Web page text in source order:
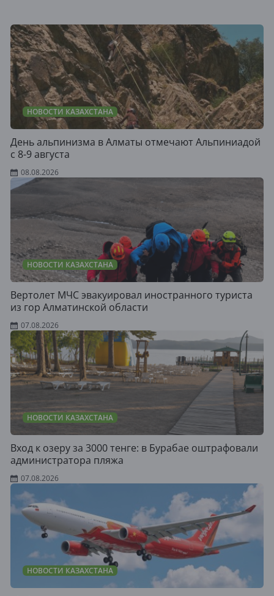
НОВОСТИ КАЗАХСТАНА
День альпинизма в Алматы отмечают Альпиниадой
с 8-9 августа
08.08.2026
НОВОСТИ КАЗАХСТАНА
Вертолет МЧС эвакуировал иностранного туриста
из гор Алматинской области
07.08.2026
НОВОСТИ КАЗАХСТАНА
Вход к озеру за 3000 тенге: в Бурабае оштрафовали
администратора пляжа
07.08.2026
НОВОСТИ КАЗАХСТАНА